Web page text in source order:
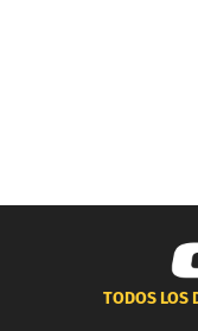
TODOS LOS